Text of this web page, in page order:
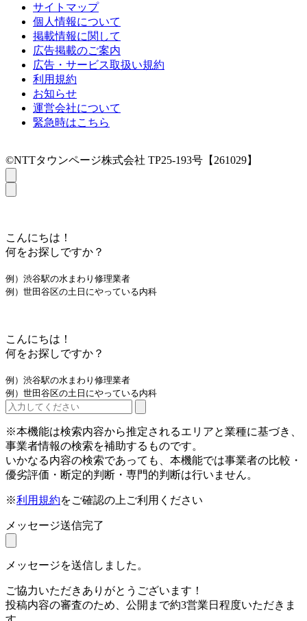
サイトマップ
個人情報について
掲載情報に関して
広告掲載のご案内
広告・サービス取扱い規約
利用規約
お知らせ
運営会社について
緊急時はこちら
©NTTタウンページ株式会社 TP25-193号【261029】
こんにちは！
何をお探しですか？
例）渋谷駅の水まわり修理業者
例）世田谷区の土日にやっている内科
こんにちは！
何をお探しですか？
例）渋谷駅の水まわり修理業者
例）世田谷区の土日にやっている内科
※本機能は検索内容から推定されるエリアと業種に基づき、
事業者情報の検索を補助するものです。
いかなる内容の検索であっても、本機能では事業者の比較・
優劣評価・断定的判断・専門的判断は行いません。
※利用規約をご確認の上ご利用ください
メッセージ送信完了
メッセージを送信しました。
ご協力いただきありがとうございます！
投稿内容の審査のため、公開まで約3営業日程度いただきま